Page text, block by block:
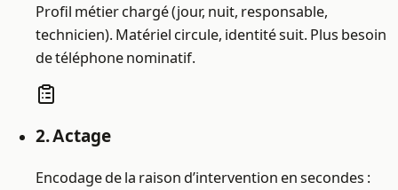
Profil métier chargé (jour, nuit, responsable,
technicien). Matériel circule, identité suit. Plus besoin
de téléphone nominatif.
2. Actage
Encodage de la raison d’intervention en secondes :